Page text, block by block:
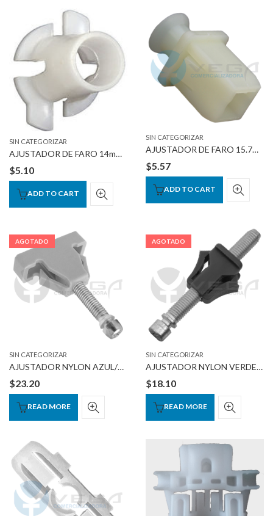
SIN CATEGORIZAR
AJUSTADOR DE FARO 14mmX18.5mmHS 15MMov 10mmInto
$5.10
ADD TO CART
SIN CATEGORIZAR
AJUSTADOR DE FARO 15.7mmSL14mmHD10.7mmInto
$5.57
ADD TO CART
AGOTADO
SIN CATEGORIZAR
AJUSTADOR NYLON AZUL/TORNILLO METALICO
$23.20
READ MORE
AGOTADO
SIN CATEGORIZAR
AJUSTADOR NYLON VERDE /TORNILLO METALICO
$18.10
READ MORE